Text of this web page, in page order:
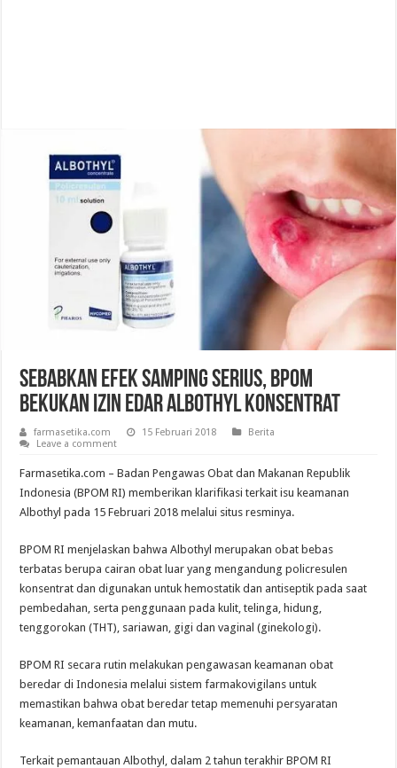
Sebabkan Efek Samping Serius, BPOM
Bekukan Izin Edar Albothyl Konsentrat
farmasetika.com 15 Februari 2018
Berita
Leave a comment
Farmasetika.com – Badan Pengawas Obat dan Makanan Republik
Indonesia (BPOM RI) memberikan klarifikasi terkait isu keamanan
Albothyl pada 15 Februari 2018 melalui situs resminya.
BPOM RI menjelaskan bahwa Albothyl merupakan obat bebas
terbatas berupa cairan obat luar yang mengandung policresulen
konsentrat dan digunakan untuk hemostatik dan antiseptik pada saat
pembedahan, serta penggunaan pada kulit, telinga, hidung,
tenggorokan (THT), sariawan, gigi dan vaginal (ginekologi).
BPOM RI secara rutin melakukan pengawasan keamanan obat
beredar di Indonesia melalui sistem farmakovigilans untuk
memastikan bahwa obat beredar tetap memenuhi persyaratan
keamanan, kemanfaatan dan mutu.
Terkait pemantauan Albothyl, dalam 2 tahun terakhir BPOM RI